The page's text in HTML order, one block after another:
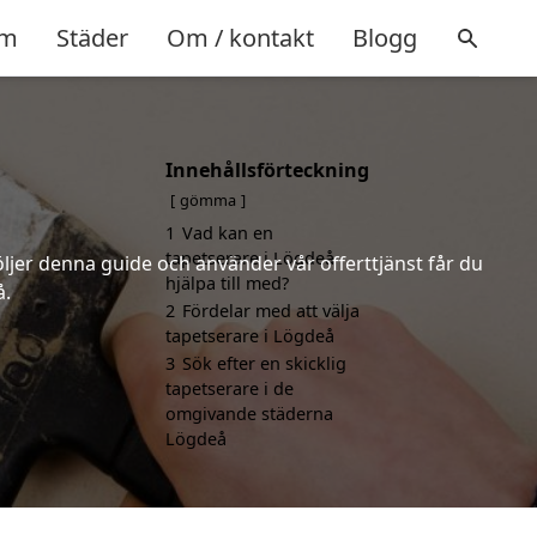
Städer Om / kontakt Blogg
denna guide och använder vår offerttjänst får du
Innehållsförteckning
gömma
1 Vad kan en
tapetserare i Lögdeå
hjälpa till med?
2 Fördelar med att välja
tapetserare i Lögdeå
3 Sök efter en skicklig
tapetserare i de
omgivande städerna
Lögdeå